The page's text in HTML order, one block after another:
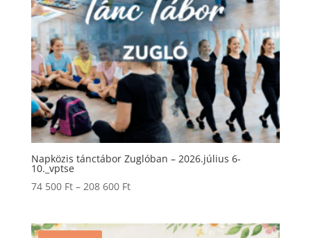
Napközis tánctábor Zuglóban – 2026.július 6-
10._vptse
74 500 Ft – 208 600 FtÁrtartomány: